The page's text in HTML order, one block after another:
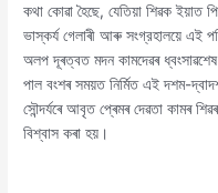
কথা কোৱা হৈছে, যেতিয়া শিৱক ইয়াত
ভাস্কর্য গেলাৰী আৰু সংগ্রহালয়ে এই
অলপ দূৰত্বত মদন কামদেৱৰ
পাল বংশৰ সময়ত নির্মিত এই দশম-
সৌন্দৰ্যৰে আবৃত প্ৰেমৰ দেৱতা কামৰ
বিশ্বাস কৰা হয়।